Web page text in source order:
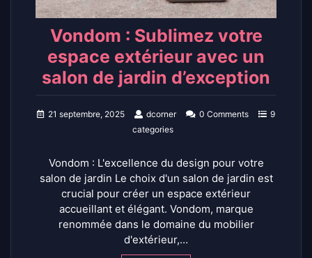
Vondom : Sublimez votre
espace extérieur avec un
salon de jardin d’exception
21 septembre, 2025 dcorner 0 Comments
9
categories
Vondom : L'excellence du design pour votre
salon de jardin Le choix d'un salon de jardin est
crucial pour créer un espace extérieur
accueillant et élégant. Vondom, marque
renommée dans le domaine du mobilier
d'extérieur,…